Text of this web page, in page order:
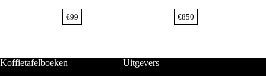
€99 €850
Koffietafelboeken
Uitgevers